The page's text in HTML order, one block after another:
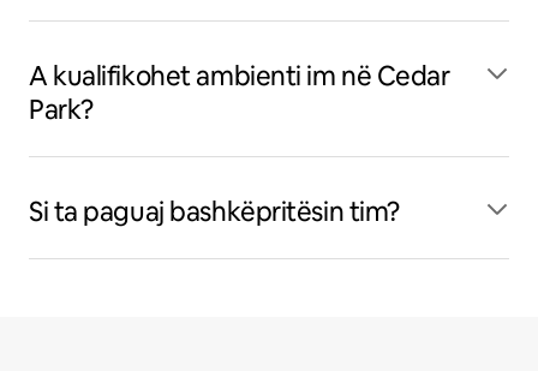
A kualifikohet ambienti im në Cedar
Park?
Si ta paguaj bashkëpritësin tim?